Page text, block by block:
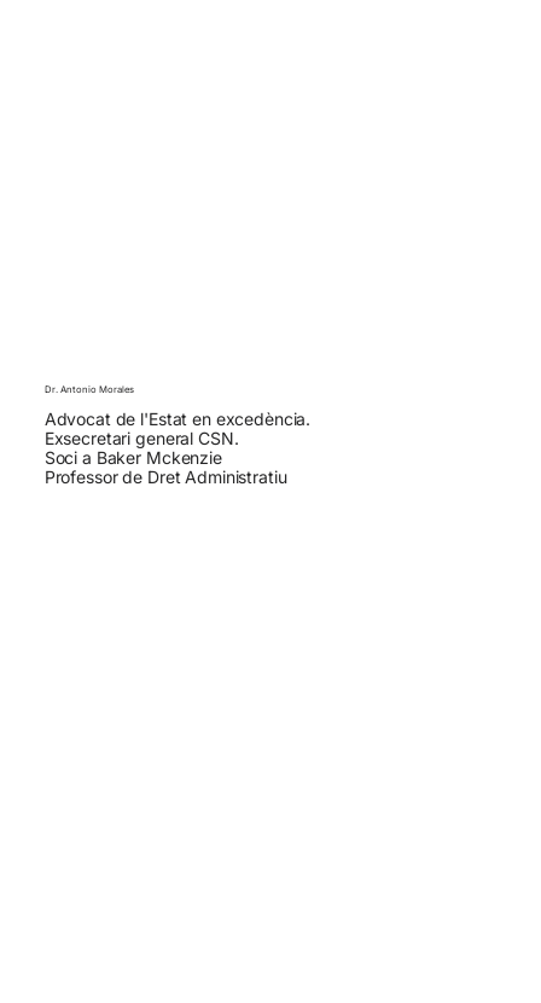
Dr. Antonio Morales
Advocat de l'Estat en excedència.
Exsecretari general CSN.
Soci a Baker Mckenzie
Professor de Dret Administratiu